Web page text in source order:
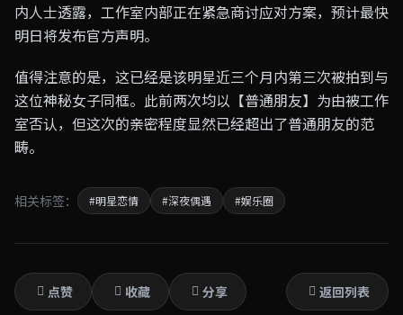
内人士透露，工作室内部正在紧急商讨应对方案，预计最快
明日将发布官方声明。
值得注意的是，这已经是该明星近三个月内第三次被拍到与
这位神秘女子同框。此前两次均以【普通朋友】为由被工作
室否认，但这次的亲密程度显然已经超出了普通朋友的范
畴。
相关标签： #明星恋情 #深夜偶遇 #娱乐圈
点赞 收藏 分享 返回列表